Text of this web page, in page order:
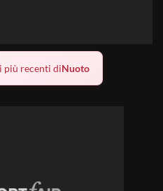
più recenti diNuoto